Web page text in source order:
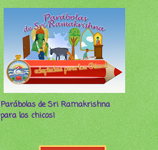
Parábolas de Sri Ramakrishna
para los chicos!